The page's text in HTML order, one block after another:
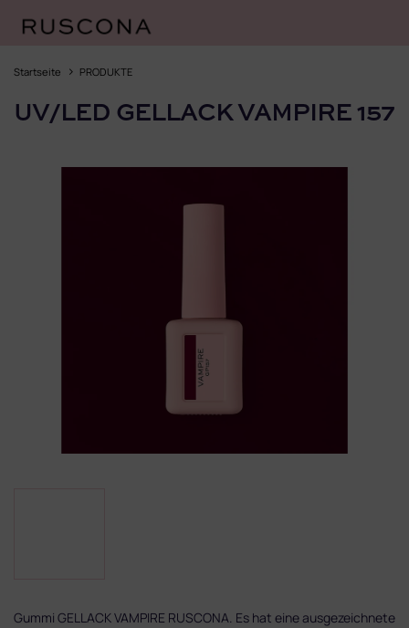
InhaltStartseite PRODUKTE
UV/LED GELLACK VAMPIRE 157
Gummi GELLACK VAMPIRE RUSCONA. Es hat eine ausgezeichnete